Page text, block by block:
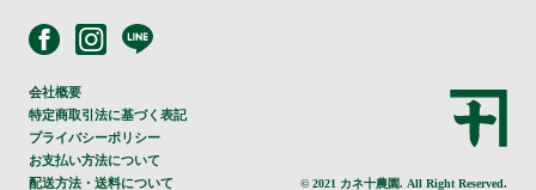
会社概要
特定商取引法に基づく表記
プライバシーポリシー
お支払い方法について
配送方法・送料について
© 2021 カネ十農園. All Right Reserved.